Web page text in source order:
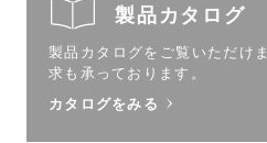
製品カタログ
製品カタログをご覧いただけま
求も承っております。
カタログをみる